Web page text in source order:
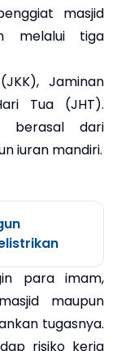
masjid
melalui tiga
Jaminan
Tua (JHT).
berasal dari
iuran mandiri.
para imam,
maupun
tugasnya.
risiko kerja